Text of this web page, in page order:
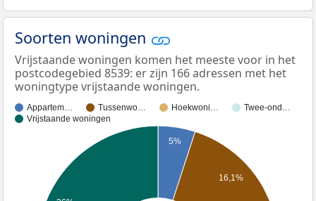
Soorten woningen
Vrijstaande woningen komen het meeste voor in het
postcodegebied 8539: er zijn 166 adressen met het
woningtype vrijstaande woningen.
Appartem… Tussenwo… Hoekwoni…
Twee-ond…
Vrijstaande woningen
5%
16,1%